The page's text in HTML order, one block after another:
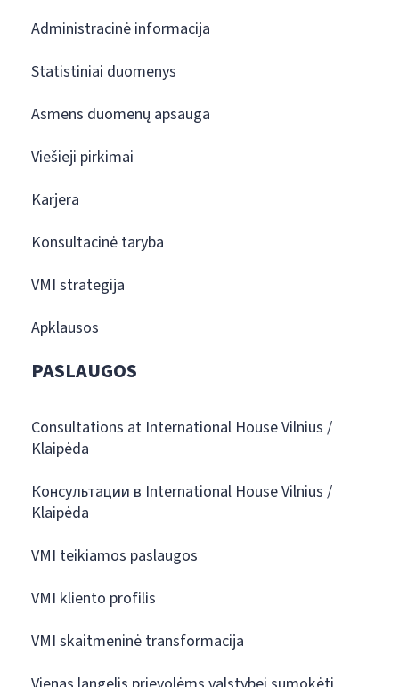
Administracinė informacija
Statistiniai duomenys
Asmens duomenų apsauga
Viešieji pirkimai
Karjera
Konsultacinė taryba
VMI strategija
Apklausos
PASLAUGOS
Consultations at International House Vilnius /
Klaipėda
Консультации в International House Vilnius /
Klaipėda
VMI teikiamos paslaugos
VMI kliento profilis
VMI skaitmeninė transformacija